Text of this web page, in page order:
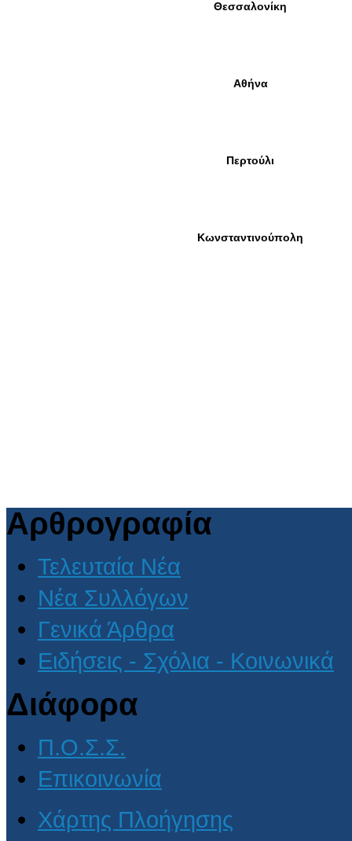
Αρθρογραφία
Τελευταία Νέα
Νέα Συλλόγων
Γενικά Άρθρα
Ειδήσεις - Σχόλια - Κοινωνικά
Διάφορα
Π.Ο.Σ.Σ.
Επικοινωνία
Χάρτης Πλοήγησης